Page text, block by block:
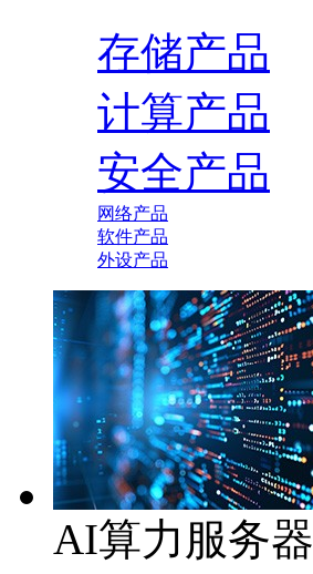
存储产品
计算产品
安全产品
网络产品
软件产品
外设产品
AI算力服务器